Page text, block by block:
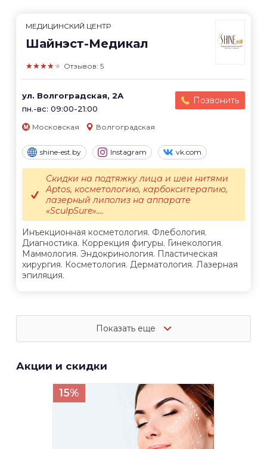
МЕДИЦИНСКИЙ ЦЕНТР
Шайнэст-Медикал
★★★★★ Отзывов: 5
ул. Волгоградская, 2А
пн.-вс: 09:00-21:00
Позвонить
Московская Волгоградская
shine-est.by Instagram vk.com
Инъекционная косметология. Флебология.
Диагностика. Коррекция фигуры. Гинекология.
Маммология. Эндокринология. Пластическая
хирургия. Косметология. Дерматология. Лазерная
эпиляция.
Скидки на подтяжку лица и шеи нитями
Aptos, косметологию, карбокситерапию,
лазерный липолиз на аппарате
«SculpSure»....
Показать еще
Акции и скидки
15%